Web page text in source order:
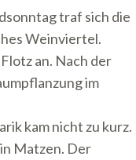
traf sich die
Weinviertel.
an. Nach der
im
kam nicht zu kurz.
Matzen. Der